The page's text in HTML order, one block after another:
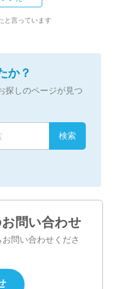
と言っています
か？
探しのページが見つ
問い合わせ
問い合わせくださ